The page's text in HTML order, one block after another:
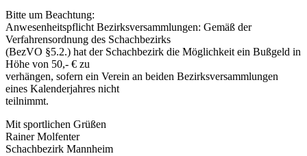
Bitte um Beachtung:
Anwesenheitspflicht Bezirksversammlungen: Gemäß der
Verfahrensordnung des Schachbezirks
(BezVO §5.2.) hat der Schachbezirk die Möglichkeit ein Bußgeld in
Höhe von 50,- € zu
verhängen, sofern ein Verein an beiden Bezirksversammlungen
eines Kalenderjahres nicht
teilnimmt.
Mit sportlichen Grüßen
Rainer Molfenter
Schachbezirk Mannheim